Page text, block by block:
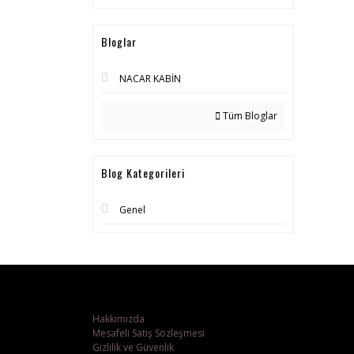
Bloglar
NACAR KABİN
Tüm Bloglar
Blog Kategorileri
Genel
Hakkımızda
Mesafeli Satış Sözleşmesi
Gizlilik ve Güvenlik